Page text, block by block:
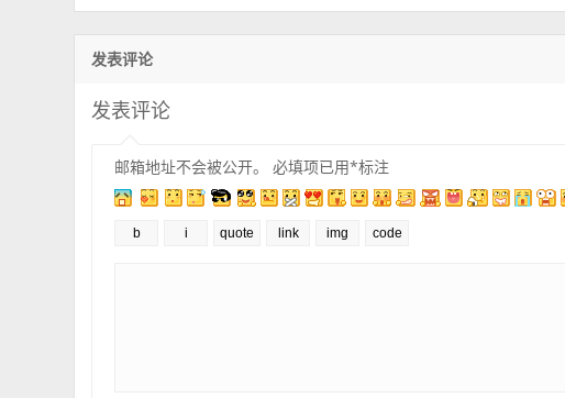
发表评论
发表评论
邮箱地址不会被公开。 必填项已用*标注